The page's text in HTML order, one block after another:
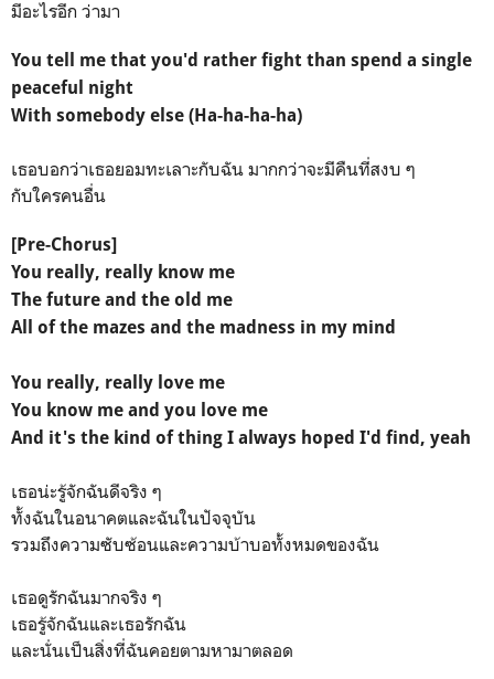
มีอะไรอีก ว่ามา
You tell me that you'd rather fight than spend a single
peaceful night
With somebody else (Ha-ha-ha-ha)
เธอบอกว่าเธอยอมทะเลาะกับฉัน มากกว่าจะมีคืนที่สงบ ๆ
กับใครคนอื่น
[Pre-Chorus]
You really, really know me
The future and the old me
All of the mazes and the madness in my mind
You really, really love me
You know me and you love me
And it's the kind of thing I always hoped I'd find, yeah
เธอน่ะรู้จักฉันดีจริง ๆ
ทั้งฉันในอนาคตและฉันในปัจจุบัน
รวมถึงความซับซ้อนและความบ้าบอทั้งหมดของฉัน
เธอดูรักฉันมากจริง ๆ
เธอรู้จักฉันและเธอรักฉัน
และนั่นเป็นสิ่งที่ฉันคอยตามหามาตลอด